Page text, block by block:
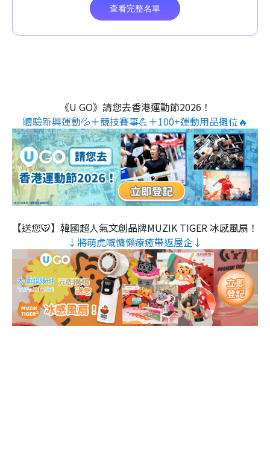
《U GO》請您去香港運動節2026！
體驗新興運動💦＋競技賽事💪＋100+運動用品攤位🔥
【送您🐯】韓國超人氣文創品牌MUZIK TIGER 冰感風扇！
↓將萌虎嘅慵懶療癒帶返屋企↓